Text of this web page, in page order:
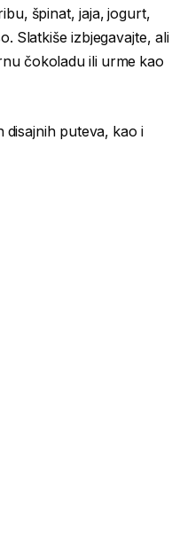
špinat, jaja, jogurt,
Slatkiše izbjegavajte, ali
čokoladu ili urme kao
disajnih puteva, kao i